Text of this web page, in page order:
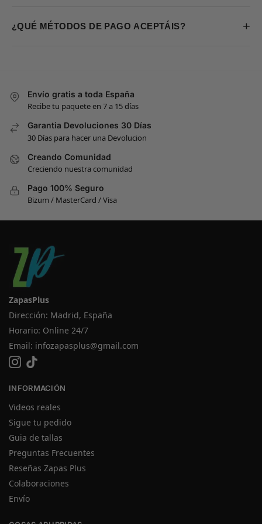
¿QUÉ MÉTODOS DE PAGO ACEPTÁIS? +
Envío gratis a toda España
Recibe tu paquete en 7 a 15 días
Garantia Devoluciones 30 Días
30 Días para hacer una Devolucion
Creando Comunidad
Creciendo nuestra comunidad
Pago 100% Seguro
Bizum / MasterCard / Visa
ZapasPlus
Dirección: Madrid, España
Horario: Online 24/7
Email: infozapasplus@gmail.com
INFORMACIÓN
Videos reales
Sigue tu pedido
Guia de tallas
Preguntas Frecuentes
Reseñas Zapas Plus
Colaboraciones
Envío